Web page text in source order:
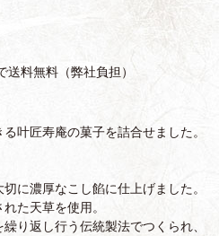
送料無料（弊社負担）
叶匠寿庵の菓子を詰合せました。
に濃厚なこし餡に仕上げました。
た天草を使用。
り返し行う伝統製法でつくられ、